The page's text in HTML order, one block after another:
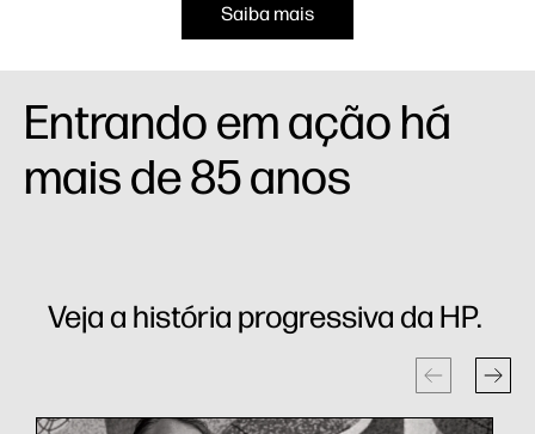
Saiba mais
Entrando em ação há
mais de 85 anos
Veja a história progressiva da HP.